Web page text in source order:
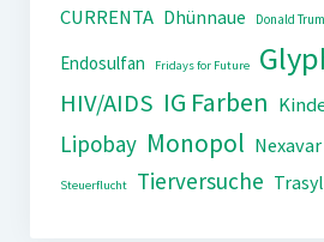
CURRENTA Dhünnaue Donald
Endosulfan
Fridays for Future
HIV/AIDS IG Farben
Lipobay Monopol Nexavar
Steuerflucht Tierversuche